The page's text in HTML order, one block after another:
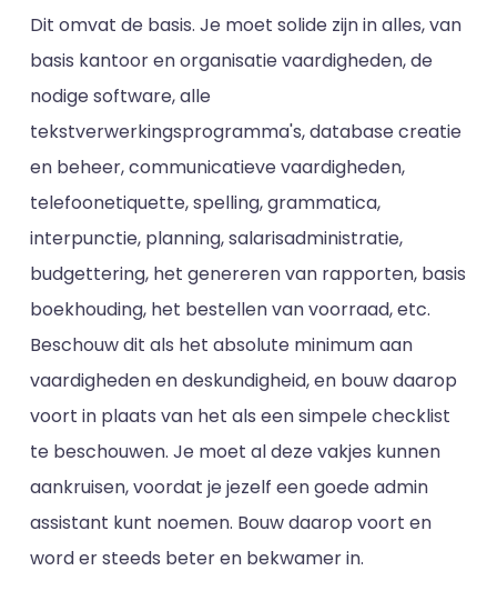
Dit omvat de basis. Je moet solide zijn in alles, van
basis kantoor en organisatie vaardigheden, de
nodige software, alle
tekstverwerkingsprogramma's, database creatie
en beheer, communicatieve vaardigheden,
telefoonetiquette, spelling, grammatica,
interpunctie, planning, salarisadministratie,
budgettering, het genereren van rapporten, basis
boekhouding, het bestellen van voorraad, etc.
Beschouw dit als het absolute minimum aan
vaardigheden en deskundigheid, en bouw daarop
voort in plaats van het als een simpele checklist
te beschouwen. Je moet al deze vakjes kunnen
aankruisen, voordat je jezelf een goede admin
assistant kunt noemen. Bouw daarop voort en
word er steeds beter en bekwamer in.